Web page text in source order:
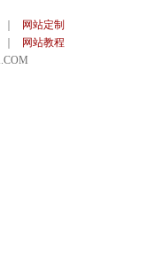
网站定制
网站教程